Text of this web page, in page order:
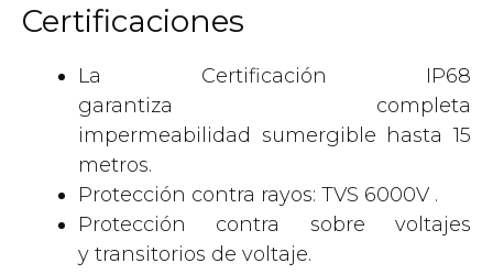
Certificaciones
La Certificación IP68
garantiza completa
impermeabilidad sumergible hasta 15
metros.
Protección contra rayos: TVS 6000V .
Protección contra sobre voltajes
y transitorios de voltaje.